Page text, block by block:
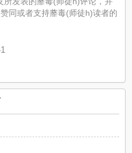
同或者支持蘼毒(师徒h)读者的